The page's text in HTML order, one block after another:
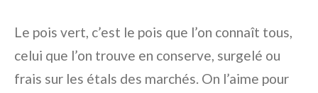
Le pois vert, c’est le pois que l’on connaît tous,
celui que l’on trouve en conserve, surgelé ou
frais sur les étals des marchés. On l’aime pour